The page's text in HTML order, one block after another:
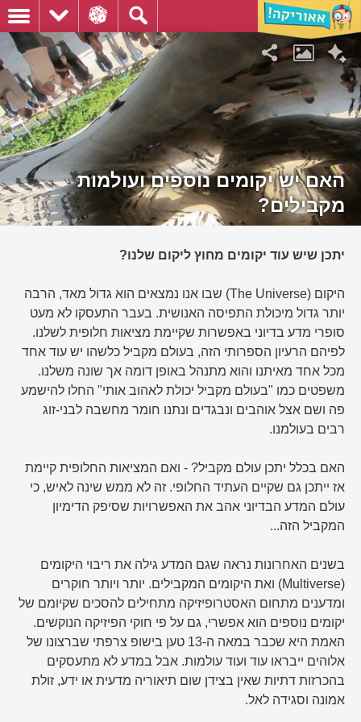
האם יש יקומים נוספים ועולמות
מקבילים?
יתכן שיש עוד יקומים מחוץ ליקום שלנו?
היקום (The Universe) שבו אנו נמצאים הוא גדול מאד, הרבה
יותר גדול מיכולת התפיסה האנושית. בעבר התעסקו לא מעט
סופרי מדע בדיוני באפשרות שקיימת מציאות חלופית לשלנו.
לפיהם הרעיון הספרותי הזה, בעולם מקביל כלשהו יש עוד אחד
מכל אחד מאיתנו והוא מתנהל באופן דומה אך שונה משלנו.
משפטים כמו "בעולם מקביל יכולת לאהוב אותי" החלו להישמע
פה ושם אצל אוהבים ונבגדים ונתנו חומר מחשבה לבני-זוג
רבים בעולמנו.
האם בכלל יתכן עולם מקביל? - ואם המציאות החלופית קיימת
אז ייתכן גם שקיים העתיד החלופי. זה לא ממש שינה לאיש, כי
עולם המדע הבדיוני אהב את האפשרויות שסיפק הדימיון
המקביל הזה...
בשנים האחרונות נראה שגם המדע גילה את ריבוי היקומים
(Multiverse) ואת היקומים המקבילים. יותר ויותר חוקרים
ומדענים מתחום האסטרופיזיקה מתחילים להסכים שקיומם של
יקומים נוספים הוא אפשרי, גם על פי חוקי הפיזיקה הנוקשים.
האמת היא שכבר במאה ה-13 טען בישופ צרפתי שברצונו של
אלוהים ייבראו עוד ועוד עולמות. אבל במדע לא מתעסקים
בהכרזות דתיות שאין בצידן שום תיאוריה מדעית או ידע, זולת
אמונה וסגידה לאל.